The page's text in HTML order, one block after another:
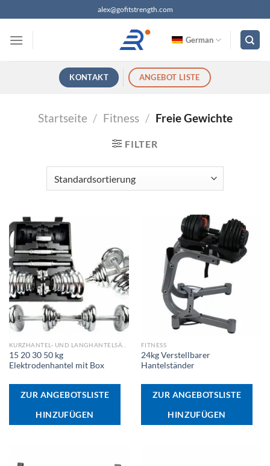
Inhalt
springen
alex@gofitstrength.com
German
KONTAKT ANGEBOT LISTE
Startseite / Fitness / Freie Gewichte
FILTER
15 20 30 50 kg
Elektrodenhantel mit Box
ZUR ANGEBOTSLISTE
HINZUFÜGEN
FITNESS
24kg Verstellbarer
Hantelständer
ZUR ANGEBOTSLISTE
HINZUFÜGEN